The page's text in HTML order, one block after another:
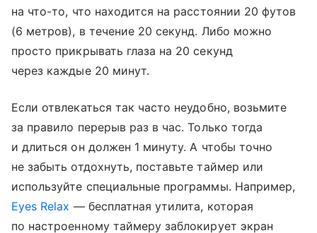
на что-то, что находится на расстоянии 20 футов
(6 метров), в течение 20 секунд. Либо можно
просто прикрывать глаза на 20 секунд
через каждые 20 минут.
Если отвлекаться так часто неудобно, возьмите
за правило перерыв раз в час. Только тогда
и длиться он должен 1 минуту. А чтобы точно
не забыть отдохнуть, поставьте таймер или
используйте специальные программы. Например,
Eyes Relax — бесплатная утилита, которая
по настроенному таймеру заблокирует экран